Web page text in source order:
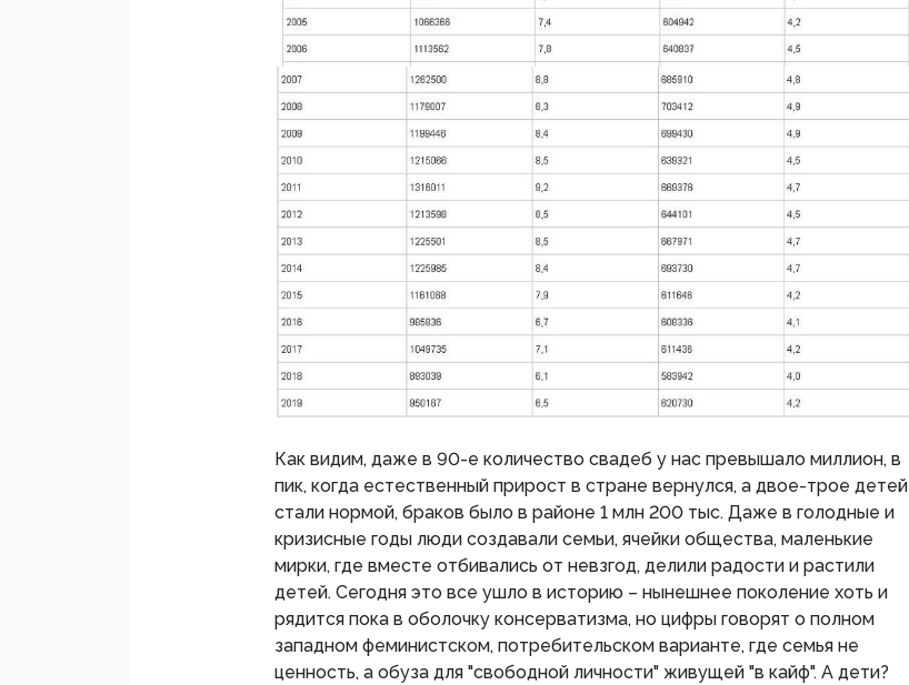
Как видим, даже в 90-е количество свадеб у нас превышало миллион, в
пик, когда естественный прирост в стране вернулся, а двое-трое детей
стали нормой, браков было в районе 1 млн 200 тыс. Даже в голодные и
кризисные годы люди создавали семьи, ячейки общества, маленькие
мирки, где вместе отбивались от невзгод, делили радости и растили
детей. Сегодня это все ушло в историю – нынешнее поколение хоть и
рядится пока в оболочку консерватизма, но цифры говорят о полном
западном феминистском, потребительском варианте, где семья не
ценность, а обуза для "свободной личности" живущей "в кайф". А дети?